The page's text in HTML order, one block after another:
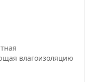
влагоизоляцию